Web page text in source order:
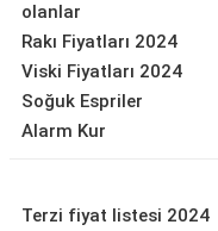
olanlar
Rakı Fiyatları 2024
Viski Fiyatları 2024
Soğuk Espriler
Alarm Kur
Terzi fiyat listesi 2024